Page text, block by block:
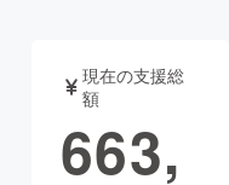
書籍・雑誌
現在の支援総
額
663,